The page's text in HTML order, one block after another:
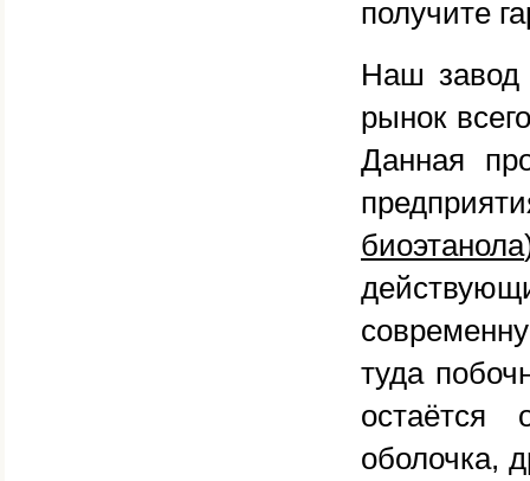
получите
Наш завод
рынок
Данная
биоэтанола
туда
остаётся
оболочка,